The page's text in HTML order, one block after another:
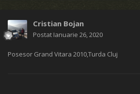
Cristian Bojan
Postat Ianuarie 26, 2020
Posesor Grand Vitara 2010,Turda Cluj